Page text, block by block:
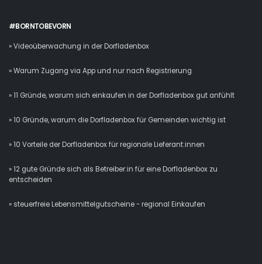
#BORNTOBEVORN
» Videoüberwachung in der Dorfladenbox
» Warum Zugang via App und nur nach Registrierung
» 11 Gründe, warum sich einkaufen in der Dorfladenbox gut anfühlt
» 10 Gründe, warum die Dorfladenbox für Gemeinden wichtig ist
» 10 Vorteile der Dorfladenbox für regionale Lieferant:innen
» 12 gute Gründe sich als Betreiber:in für eine Dorfladenbox zu
entscheiden
» steuerfreie Lebensmittelgutscheine - regional Einkaufen